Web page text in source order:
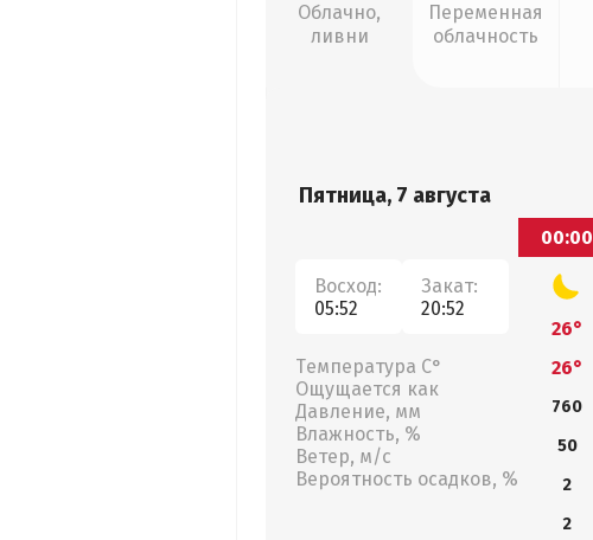
Облачно,
ливни
Переменная
облачность
Пятница, 7 августа
Восход:
05:52
Закат:
20:52
Температура С°
Ощущается как
Давление, мм
Влажность, %
Ветер, м/с
Вероятность осадков, %
00:00
26°
26°
760
50
2
2